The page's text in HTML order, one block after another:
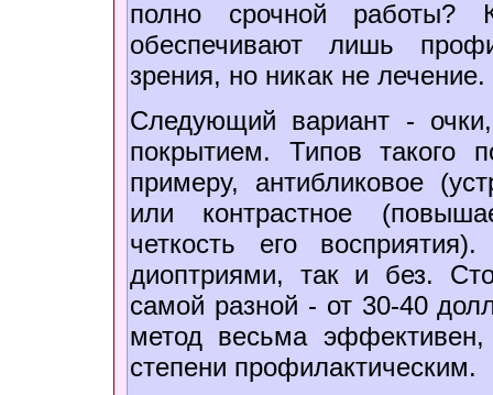
полно срочной
обеспечивают лишь
зрения, но никак не лечение.
Следующий вариант -
покрытием. Типов такого
примеру, антибликовое
или контрастное
четкость его
диоптриями, так и без.
самой разной - от 30-40
метод весьма
степени профилактическим.